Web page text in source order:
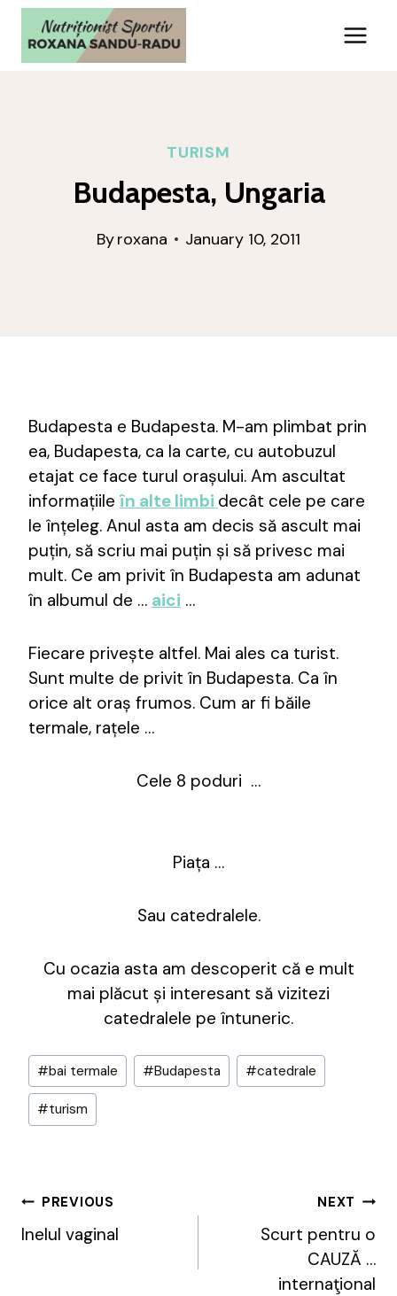
Skip
content
TURISM
Budapesta, Ungaria
Byroxana January 10, 2011
Budapesta e Budapesta. M-am plimbat prin
ea, Budapesta, ca la carte, cu autobuzul
etajat ce face turul orașului. Am ascultat
informațiile în alte limbi decât cele pe care
le înțeleg. Anul asta am decis să ascult mai
puțin, să scriu mai puțin și să privesc mai
mult. Ce am privit în Budapesta am adunat
în albumul de … aici …
Fiecare privește altfel. Mai ales ca turist.
Sunt multe de privit în Budapesta. Ca în
orice alt oraș frumos. Cum ar fi băile
termale, rațele …
Cele 8 poduri …
Piața …
Sau catedralele.
Cu ocazia asta am descoperit că e mult
mai plăcut și interesant să vizitezi
catedralele pe întuneric.
Post
Tags:
#bai termale #Budapesta #catedrale
#turism
Post
Navigation
PREVIOUS
Inelul vaginal
NEXT
Scurt pentru o
CAUZĂ …
internaţional